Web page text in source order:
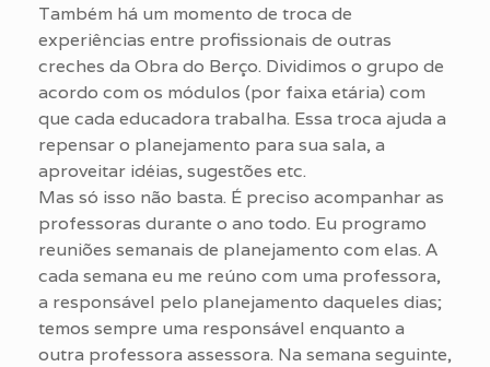
Também há um momento de troca de
experiências entre profissionais de outras
creches da Obra do Berço. Dividimos o grupo de
acordo com os módulos (por faixa etária) com
que cada educadora trabalha. Essa troca ajuda a
repensar o planejamento para sua sala, a
aproveitar idéias, sugestões etc.
Mas só isso não basta. É preciso acompanhar as
professoras durante o ano todo. Eu programo
reuniões semanais de planejamento com elas. A
cada semana eu me reúno com uma professora,
a responsável pelo planejamento daqueles dias;
temos sempre uma responsável enquanto a
outra professora assessora. Na semana seguinte,